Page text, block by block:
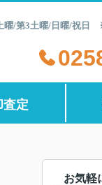
曜/第3土曜/日曜/祝日
査定
お気軽